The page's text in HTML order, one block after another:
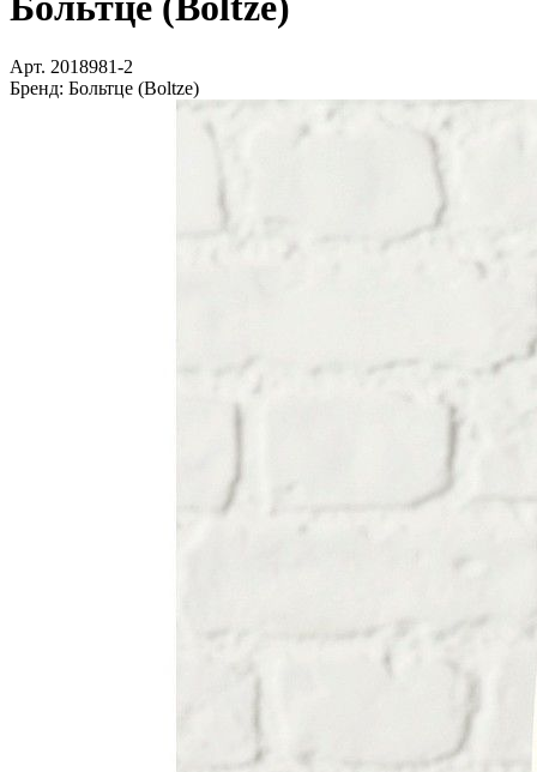
Арт. 2018981-2
Бренд: Больтце (Boltze)